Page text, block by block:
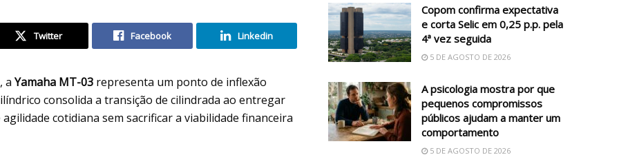
Twitter Facebook Linkedin
a Yamaha MT-03 representa um ponto de inflexão
consolida a transição de cilindrada ao entregar
cotidiana sem sacrificar a viabilidade financeira
Copom confirma expectativa
e corta Selic em 0,25 p.p. pela
4ª vez seguida
5 DE AGOSTO DE 2026
A psicologia mostra por que
pequenos compromissos
públicos ajudam a manter um
comportamento
5 DE AGOSTO DE 2026